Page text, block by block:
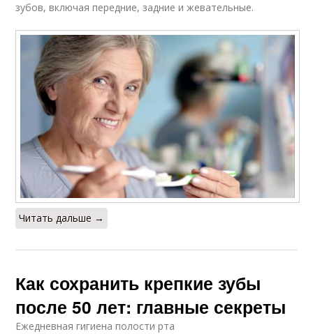
зубов, включая передние, задние и жевательные.
Читать дальше →
Как сохранить крепкие зубы
после 50 лет: главные секреты
Ежедневная гигиена полости рта